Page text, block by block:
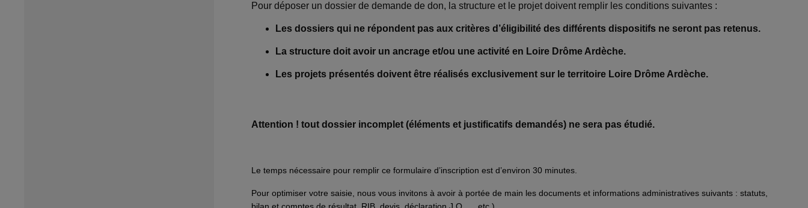
Pour déposer un dossier de demande de don, la structure et le projet doivent remplir les conditions suivantes :
Les dossiers qui ne répondent pas aux critères d’éligibilité des différents dispositifs ne seront pas retenus.
La structure doit avoir un ancrage et/ou une activité en Loire Drôme Ardèche.
Les projets présentés doivent être réalisés exclusivement sur le territoire Loire Drôme Ardèche.
Attention ! tout dossier incomplet (éléments et justificatifs demandés) ne sera pas étudié.
Le temps nécessaire pour remplir ce formulaire d’inscription est d’environ 30 minutes.
Pour optimiser votre saisie, nous vous invitons à avoir à portée de main les documents et informations administratives suivants : statuts,